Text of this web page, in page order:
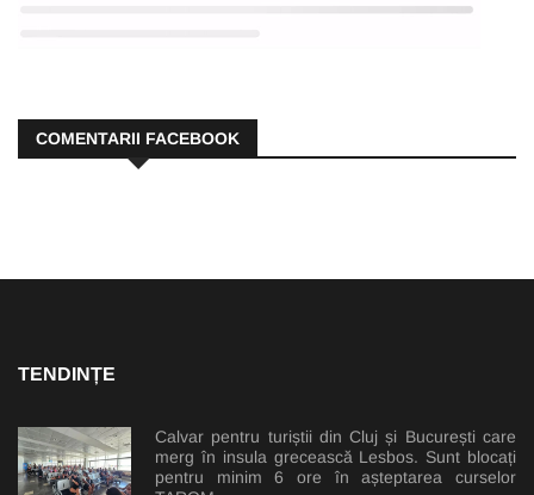
COMENTARII FACEBOOK
TENDINȚE
Calvar pentru turiștii din Cluj și București care
merg în insula grecească Lesbos. Sunt blocați
pentru minim 6 ore în așteptarea curselor